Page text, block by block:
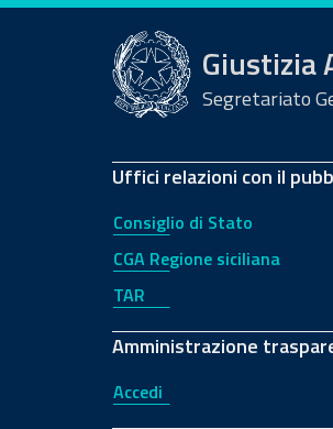
Segretariato
Uffici relazioni con il
Consiglio di Stato
CGA Regione siciliana
TAR
Amministrazione
Accedi